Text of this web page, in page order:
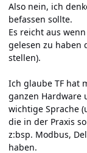
Also nein, ich
befassen sollte.
Es reicht aus
gelesen zu haben
stellen).
Ich glaube TF hat
ganzen Hardware
wichtige Sprache
die in der Praxis
z:bsp. Modbus,
haben.